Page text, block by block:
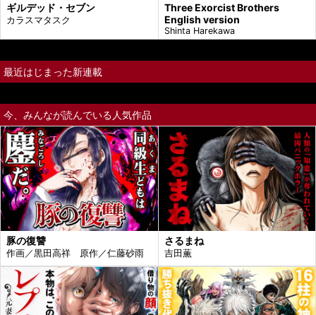
ギルデッド・セブン
カラスマタスク
Three Exorcist Brothers
English version
Shinta Harekawa
最近はじまった新連載
今、みんなが読んでいる人気作品
豚の復讐
作画／黒田高祥 原作／仁藤砂雨
さるまね
吉田薫